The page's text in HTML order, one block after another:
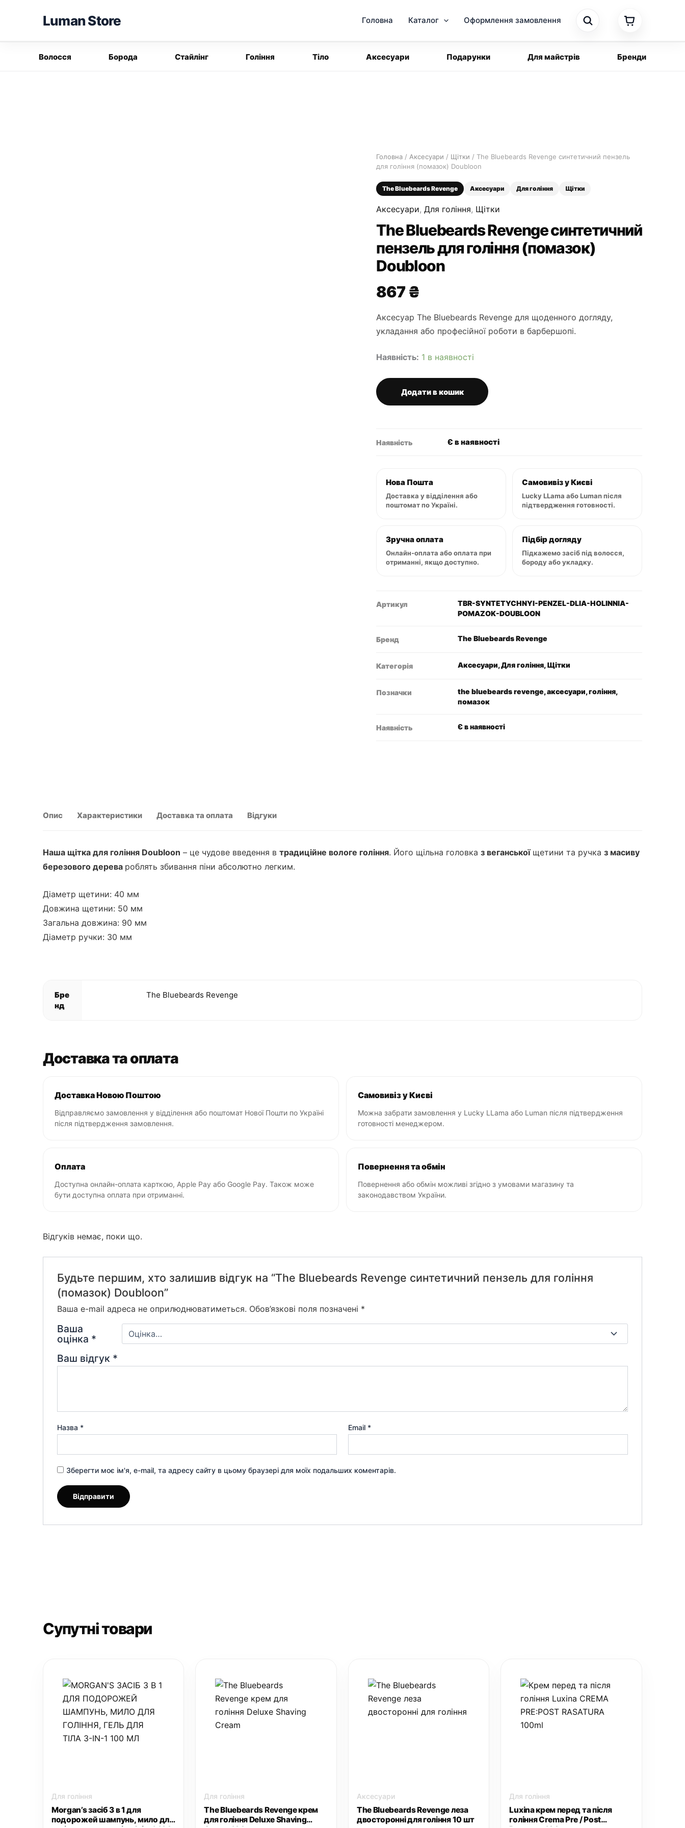
Luman Store Головна Каталог Оформлення замовлення
Волосся Борода Стайлінг Гоління Тіло Аксесуари Подарунки Для майстрів Бренди
Головна / Аксесуари / Щітки / The Bluebeards Revenge синтетичний пензель
для гоління (помазок) Doubloon
The Bluebeards Revenge Аксесуари Для гоління Щітки
Аксесуари,Для гоління, Щітки
The Bluebeards Revenge синтетичний
пензель для гоління (помазок)
Doubloon
867₴
Аксесуар The Bluebeards Revenge для щоденного догляду,
укладання або професійної роботи в барбершопі.
Наявність: 1 в наявності
The
пензель
Doubloon
кількість
Додати в кошик
Наявність Є в наявності
Нова Пошта
Доставка у відділення або
поштомат по Україні.
Самовивіз у Києві
Lucky LLama або Luman після
підтвердження готовності.
Зручна оплата
Онлайн-оплата або оплата при
отриманні, якщо доступно.
Підбір догляду
Підкажемо засіб під волосся,
бороду або укладку.
Артикул
TBR-SYNTETYCHNYI-PENZEL-DLIA-HOLINNIA-
POMAZOK-DOUBLOON
Бренд The Bluebeards Revenge
Категорія Аксесуари, Для гоління, Щітки
Позначки
the bluebeards revenge, аксесуари, гоління,
помазок
Наявність Є в наявності
Опис Характеристики Доставка та оплата Відгуки
Наша щітка для гоління Doubloon – це чудове введення в традиційне вологе гоління. Його щільна головка з веганськоїщетини та ручка з масиву
березового дерева роблять збивання піни абсолютно легким.
Діаметр щетини: 40 мм
Довжина щетини: 50 мм
Загальна довжина: 90 мм
Діаметр ручки: 30 мм
Бре
нд
The Bluebeards Revenge
Доставка та оплата
Доставка Новою Поштою
Відправляємо замовлення у відділення або поштомат Нової Пошти по Україні
після підтвердження замовлення.
Самовивіз у Києві
Можна забрати замовлення у Lucky LLama або Luman після підтвердження
готовності менеджером.
Оплата
Доступна онлайн-оплата карткою, Apple Pay або Google Pay. Також може
бути доступна оплата при отриманні.
Повернення та обмін
Повернення або обмін можливі згідно з умовами магазину та
законодавством України.
Відгуків немає, поки що.
Будьте першим, хто залишив відгук на “The Bluebeards Revenge синтетичний пензель для гоління
(помазок) Doubloon”
Ваша e-mail адреса не оприлюднюватиметься. Обов’язкові поля позначені *
Ваша
оцінка *
Ваш відгук *
Назва * Email *
Зберегти моє ім'я, e-mail, та адресу сайту в цьому браузері для моїх подальших коментарів.
Супутні товари
Для гоління
Morgan’s засіб 3 в 1 для
подорожей шампунь, мило для
Для гоління
The Bluebeards Revenge крем
для гоління Deluxe Shaving
Аксесуари
The Bluebeards Revenge леза
двосторонні для гоління 10 шт
Для гоління
Luxina крем перед та після
гоління Crema Pre / Post